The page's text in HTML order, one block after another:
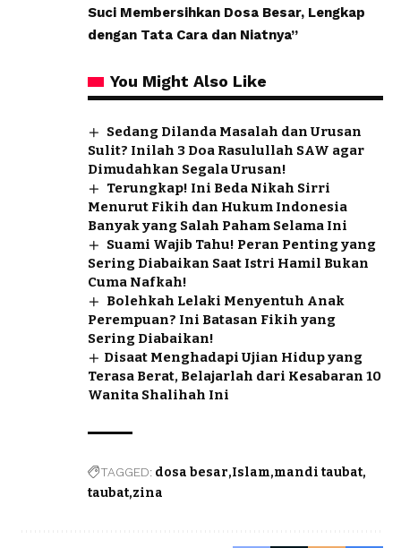
Suci Membersihkan Dosa Besar, Lengkap
dengan Tata Cara dan Niatnya”
You Might Also Like
Sedang Dilanda Masalah dan Urusan
Sulit? Inilah 3 Doa Rasulullah SAW agar
Dimudahkan Segala Urusan!
Terungkap! Ini Beda Nikah Sirri
Menurut Fikih dan Hukum Indonesia
Banyak yang Salah Paham Selama Ini
Suami Wajib Tahu! Peran Penting yang
Sering Diabaikan Saat Istri Hamil Bukan
Cuma Nafkah!
Bolehkah Lelaki Menyentuh Anak
Perempuan? Ini Batasan Fikih yang
Sering Diabaikan!
​Disaat Menghadapi Ujian Hidup yang
Terasa Berat, Belajarlah dari Kesabaran 10
Wanita Shalihah Ini
TAGGED: dosa besar Islam mandi taubat
taubat zina